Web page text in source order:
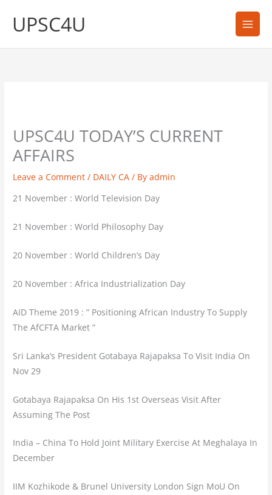
UPSC4U
UPSC4U TODAY’S CURRENT
AFFAIRS
Leave a Comment / DAILY CA / Byadmin
21 November : World Television Day
21 November : World Philosophy Day
20 November : World Children’s Day
20 November : Africa Industrialization Day
AID Theme 2019 : ” Positioning African Industry To Supply
The AfCFTA Market ”
Sri Lanka’s President Gotabaya Rajapaksa To Visit India On
Nov 29
Gotabaya Rajapaksa On His 1st Overseas Visit After
Assuming The Post
India – China To Hold Joint Military Exercise At Meghalaya In
December
IIM Kozhikode & Brunel University London Sign MoU On